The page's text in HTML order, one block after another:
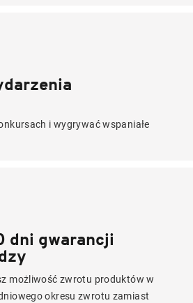
i wygrywać wspaniałe
dni gwarancji
możliwość zwrotu produktów w
okresu zwrotu zamiast